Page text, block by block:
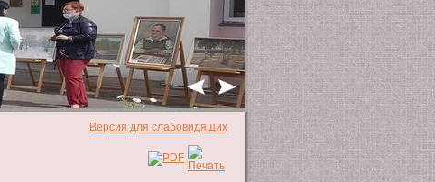
Версия для слабовидящих